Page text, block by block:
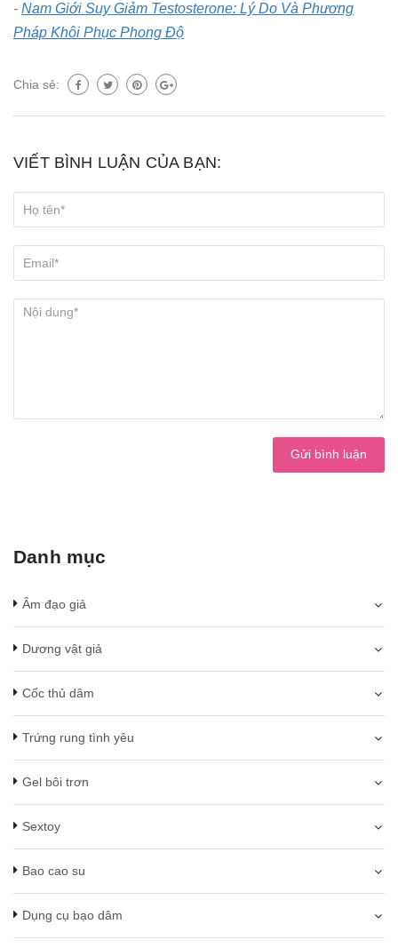
- Nam Giới Suy Giảm Testosterone: Lý Do Và Phương
Pháp Khôi Phục Phong Độ
Chia sẻ:
VIẾT BÌNH LUẬN CỦA BẠN:
Gửi bình luận
Danh mục
Âm đạo giả
Dương vật giả
Cốc thủ dâm
Trứng rung tình yêu
Gel bôi trơn
Sextoy
Bao cao su
Dụng cụ bạo dâm